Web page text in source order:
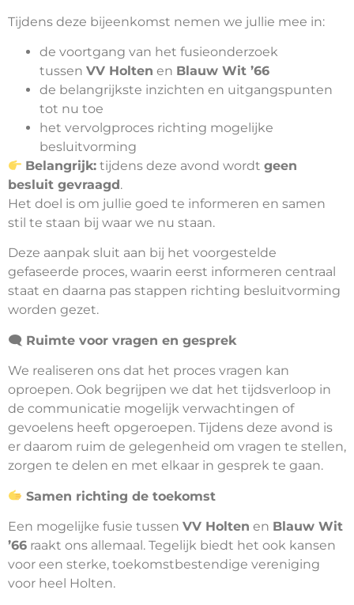
Tijdens deze bijeenkomst nemen we jullie mee in:
de voortgang van het fusieonderzoek
tussen VV Holten en Blauw Wit ’66
de belangrijkste inzichten en uitgangspunten
tot nu toe
het vervolgproces richting mogelijke
besluitvorming
Belangrijk: tijdens deze avond wordtgeen
besluit gevraagd.
Het doel is om jullie goed te informeren en samen
stil te staan bij waar we nu staan.
Deze aanpak sluit aan bij het voorgestelde
gefaseerde proces, waarin eerst informeren centraal
staat en daarna pas stappen richting besluitvorming
worden gezet.
🗨 ️ Ruimte voor vragen en gesprek
We realiseren ons dat het proces vragen kan
oproepen. Ook begrijpen we dat het tijdsverloop in
de communicatie mogelijk verwachtingen of
gevoelens heeft opgeroepen. Tijdens deze avond is
er daarom ruim de gelegenheid om vragen te stellen,
zorgen te delen en met elkaar in gesprek te gaan.
Samen richting de toekomst
Een mogelijke fusie tussen VV Holten en Blauw Wit
’66 raakt ons allemaal. Tegelijk biedt het ook kansen
voor een sterke, toekomstbestendige vereniging
voor heel Holten.